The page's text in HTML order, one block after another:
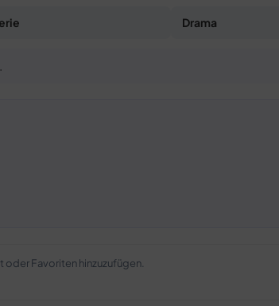
Drama
oder Favoriten hinzuzufügen.